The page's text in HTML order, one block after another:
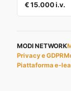
€ 15.000 i.v.
MODI NETWORK
Privacy e GDPR
Piattaforma e-